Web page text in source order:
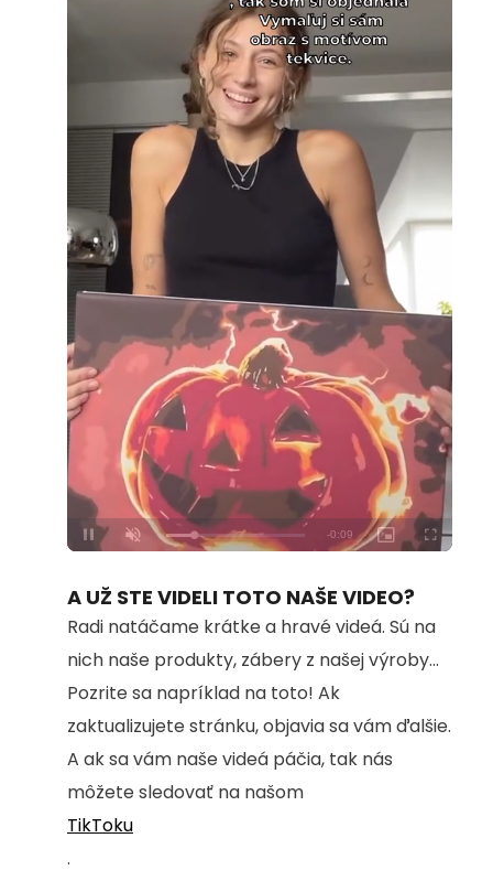
Unmute Loaded:
100.00%
A UŽ STE VIDELI TOTO NAŠE VIDEO?
Radi natáčame krátke a hravé videá. Sú na
nich naše produkty, zábery z našej výroby...
Pozrite sa napríklad na toto! Ak
zaktualizujete stránku, objavia sa vám ďalšie.
A ak sa vám naše videá páčia, tak nás
môžete sledovať na našom
TikToku
.